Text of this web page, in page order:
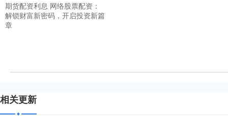
期货配资利息 网络股票配资：
解锁财富新密码，开启投资新篇
章
相关更新